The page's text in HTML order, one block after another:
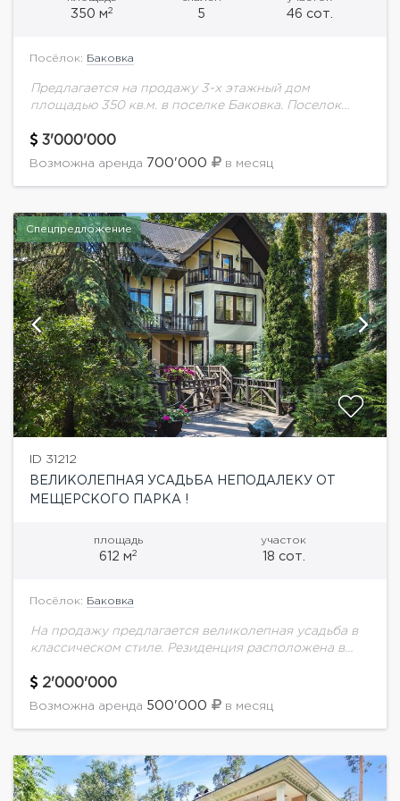
350 м2 5 46 сот.
Посёлок: Баковка
Предлагается на продажу 3-х этажный дом
площадью 350 кв.м. в поселке Баковка. Поселок
тренировочной базой ФК Локомотив, в 9 км от...
3'000'000
Возможна аренда 700'000 в месяц
Спецпредложение
ID 31212
ВЕЛИКОЛЕПНАЯ УСАДЬБА НЕПОДАЛЕКУ ОТ
МЕЩЕРСКОГО ПАРКА !
площадь
612 м2
участок
18 сот.
Посёлок: Баковка
На продажу предлагается великолепная усадьба в
классическом стиле. Резиденция расположена в
на лесном участке в 5 км от МКАД. В доме
2'000'000
Возможна аренда 500'000 в месяц